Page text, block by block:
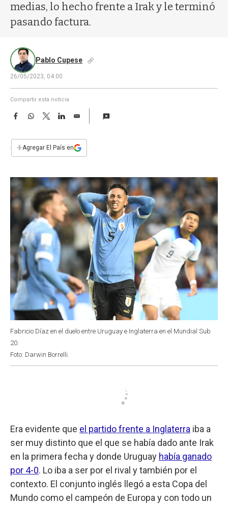
medias, lo hecho frente a Irak y le terminó
pasando factura.
Pablo Cupese
26/05/2023, 04:00
Compartir esta noticia
F
e
b
k
W
s
p
T
w
t
L
n
E
i
l
+Agregar El País en
Fabricio Díaz en el duelo entre Uruguay e Inglaterra en el Mundial Sub
20.
Foto: Darwin Borrelli.
Era evidente que el partido frente a Inglaterra iba a
ser muy distinto que el que se había dado ante Irak
en la primera fecha y donde Uruguay había ganado
por 4-0. Lo iba a ser por el rival y también por el
contexto. El conjunto inglés llegó a esta Copa del
Mundo como el campeón de Europa y con todo un